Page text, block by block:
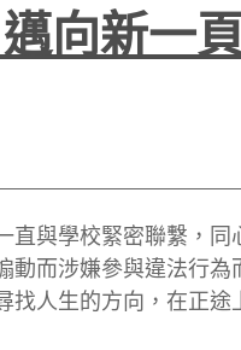
向新一
與學校緊密聯繫，同
而涉嫌參與違法行
人生的方向，在正